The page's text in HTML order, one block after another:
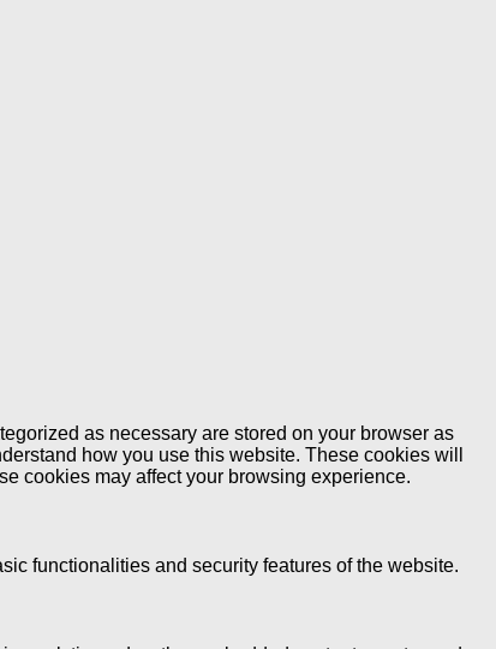
as necessary are stored on your browser as
how you use this website. These cookies will
cookies may affect your browsing experience.
functionalities and security features of the website.